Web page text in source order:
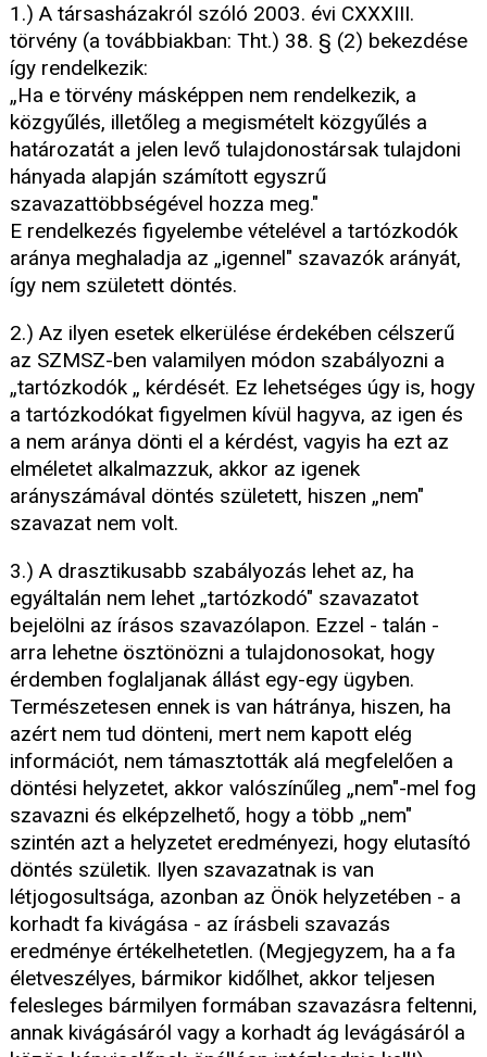
1.) A társasházakról szóló 2003. évi CXXXIII.
törvény (a továbbiakban: Tht.) 38. § (2) bekezdése
így rendelkezik:
„Ha e törvény másképpen nem rendelkezik, a
közgyűlés, illetőleg a megismételt közgyűlés a
határozatát a jelen levő tulajdonostársak tulajdoni
hányada alapján számított egyszrű
szavazattöbbségével hozza meg."
E rendelkezés figyelembe vételével a tartózkodók
aránya meghaladja az „igennel" szavazók arányát,
így nem született döntés.
2.) Az ilyen esetek elkerülése érdekében célszerű
az SZMSZ-ben valamilyen módon szabályozni a
„tartózkodók „ kérdését. Ez lehetséges úgy is, hogy
a tartózkodókat figyelmen kívül hagyva, az igen és
a nem aránya dönti el a kérdést, vagyis ha ezt az
elméletet alkalmazzuk, akkor az igenek
arányszámával döntés született, hiszen „nem"
szavazat nem volt.
3.) A drasztikusabb szabályozás lehet az, ha
egyáltalán nem lehet „tartózkodó" szavazatot
bejelölni az írásos szavazólapon. Ezzel - talán -
arra lehetne ösztönözni a tulajdonosokat, hogy
érdemben foglaljanak állást egy-egy ügyben.
Természetesen ennek is van hátránya, hiszen, ha
azért nem tud dönteni, mert nem kapott elég
információt, nem támasztották alá megfelelően a
döntési helyzetet, akkor valószínűleg „nem"-mel fog
szavazni és elképzelhető, hogy a több „nem"
szintén azt a helyzetet eredményezi, hogy elutasító
döntés születik. Ilyen szavazatnak is van
létjogosultsága, azonban az Önök helyzetében - a
korhadt fa kivágása - az írásbeli szavazás
eredménye értékelhetetlen. (Megjegyzem, ha a fa
életveszélyes, bármikor kidőlhet, akkor teljesen
felesleges bármilyen formában szavazásra feltenni,
annak kivágásáról vagy a korhadt ág levágásáról a